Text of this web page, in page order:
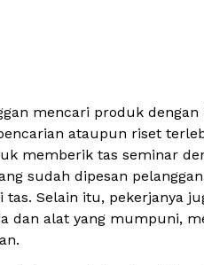
mencari produk
ataupun riset
memberik tas seminar
sudah dipesan
Selain itu, pekerjanya
dan alat yang mumpuni,